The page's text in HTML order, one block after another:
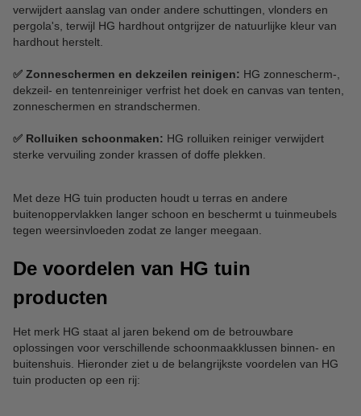
verwijdert aanslag van onder andere schuttingen, vlonders en
pergola's, terwijl HG hardhout ontgrijzer de natuurlijke kleur van
hardhout herstelt.
✅ Zonneschermen en dekzeilen reinigen: HG zonnescherm-,
dekzeil- en tentenreiniger verfrist het doek en canvas van tenten,
zonneschermen en strandschermen.
✅ Rolluiken schoonmaken: HG rolluiken reiniger verwijdert
sterke vervuiling zonder krassen of doffe plekken.
Met deze HG tuin producten houdt u terras en andere
buitenoppervlakken langer schoon en beschermt u tuinmeubels
tegen weersinvloeden zodat ze langer meegaan.
De voordelen van HG tuin
producten
Het merk HG staat al jaren bekend om de betrouwbare
oplossingen voor verschillende schoonmaakklussen binnen- en
buitenshuis. Hieronder ziet u de belangrijkste voordelen van HG
tuin producten op een rij: